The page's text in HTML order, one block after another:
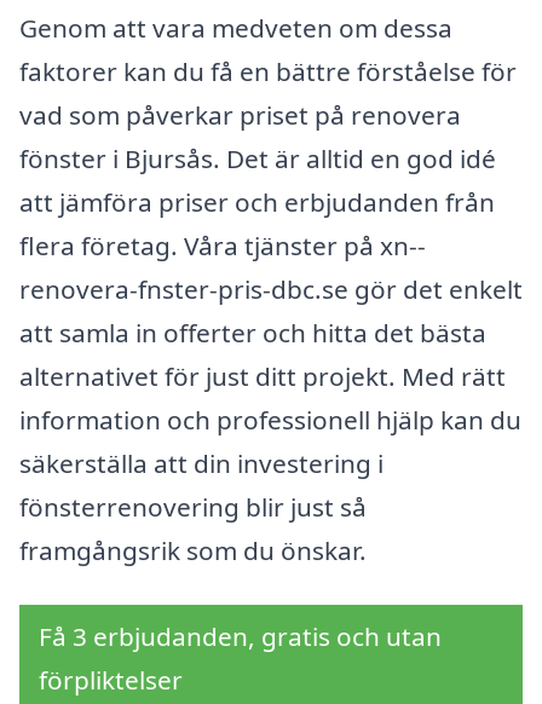
Genom att vara medveten om dessa
faktorer kan du få en bättre förståelse för
vad som påverkar priset på renovera
fönster i Bjursås. Det är alltid en god idé
att jämföra priser och erbjudanden från
flera företag. Våra tjänster på xn--
renovera-fnster-pris-dbc.se gör det enkelt
att samla in offerter och hitta det bästa
alternativet för just ditt projekt. Med rätt
information och professionell hjälp kan du
säkerställa att din investering i
fönsterrenovering blir just så
framgångsrik som du önskar.
Få 3 erbjudanden, gratis och utan
förpliktelser